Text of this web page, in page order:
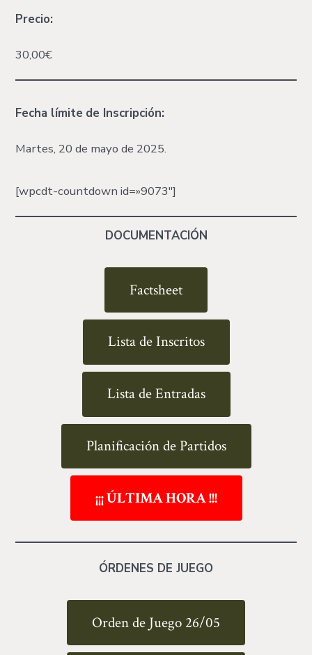
Precio:
30,00€
Fecha límite de Inscripción:
Martes, 20 de mayo de 2025.
[wpcdt-countdown id=»9073″]
DOCUMENTACIÓN
Factsheet
Lista de Inscritos
Lista de Entradas
Planificación de Partidos
¡¡¡ ÚLTIMA HORA !!!
ÓRDENES DE JUEGO
Orden de Juego 26/05